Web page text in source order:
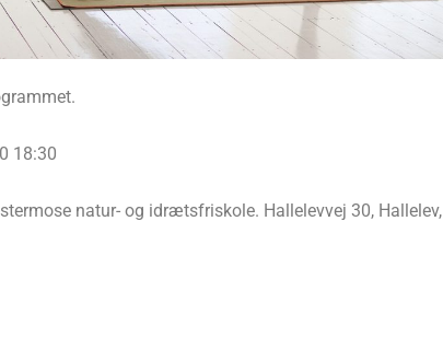
18:30
natur- og idrætsfriskole. Hallelevvej 30, Hallelev,